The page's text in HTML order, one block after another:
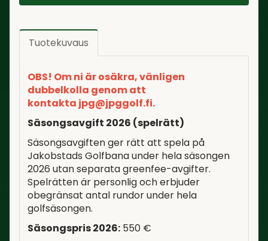
Tuotekuvaus
OBS! Om ni är osäkra, vänligen
dubbelkolla genom att
kontakta jpg@jpggolf.fi.
Säsongsavgift 2026 (spelrätt)
Säsongsavgiften ger rätt att spela på
Jakobstads Golfbana under hela säsongen
2026 utan separata greenfee-avgifter.
Spelrätten är personlig och erbjuder
obegränsat antal rundor under hela
golfsäsongen.
Säsongspris 2026: 550 €